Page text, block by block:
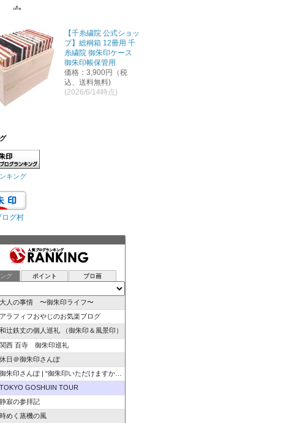
【千糸繍院 公式ショッ
プ】総桐箱 12冊用 千
糸繍院 御朱印ケース
御朱印帳保管用
価格：3,900円（税
込、送料無料)
(2026/6/14時点)
キング
ログ村
グ ポイント ブロ画
大人の事情 〜御朱印ライフ〜
アラフィフおやじのお気楽ブログ
和辻鉄丈の個人巡礼 （御朱印＆風景印）
関西 百寺 御朱印巡礼
休日＠御朱印さんぽ
御朱印さんぽ | “御朱印いただけますか”のひと言から始ま…
TOKYO GOSHUIN TOUR
静寂の参拝記
時めく蒸機の風